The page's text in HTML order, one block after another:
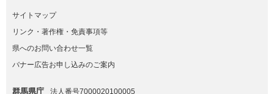
サイトマップ
リンク・著作権・免責事項等
県へのお問い合わせ一覧
バナー広告お申し込みのご案内
群馬県庁 法人番号7000020100005